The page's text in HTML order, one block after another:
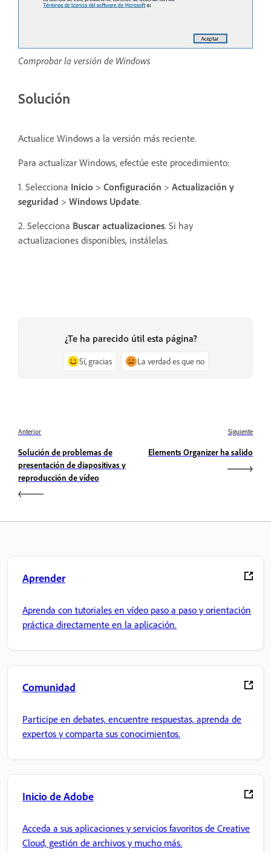
Comprobar la versión de Windows
Solución
Actualice Windows a la versión más reciente.
Para actualizar Windows, efectúe este procedimiento:
1. Selecciona Inicio > Configuración > Actualización y
seguridad > Windows Update.
2. Selecciona Buscar actualizaciones. Si hay
actualizaciones disponibles, instálelas.
¿Te ha parecido útil esta página?
Sí, gracias La verdad es que no
Anterior
Solución de problemas de
presentación de diapositivas y
reproducción de vídeo
Siguiente
Elements Organizer ha salido
Aprender
Aprenda con tutoriales en vídeo paso a paso y orientación
práctica directamente en la aplicación.
Comunidad
Participe en debates, encuentre respuestas, aprenda de
expertos y comparta sus conocimientos.
Inicio de Adobe
Acceda a sus aplicaciones y servicios favoritos de Creative
Cloud, gestión de archivos y mucho más.